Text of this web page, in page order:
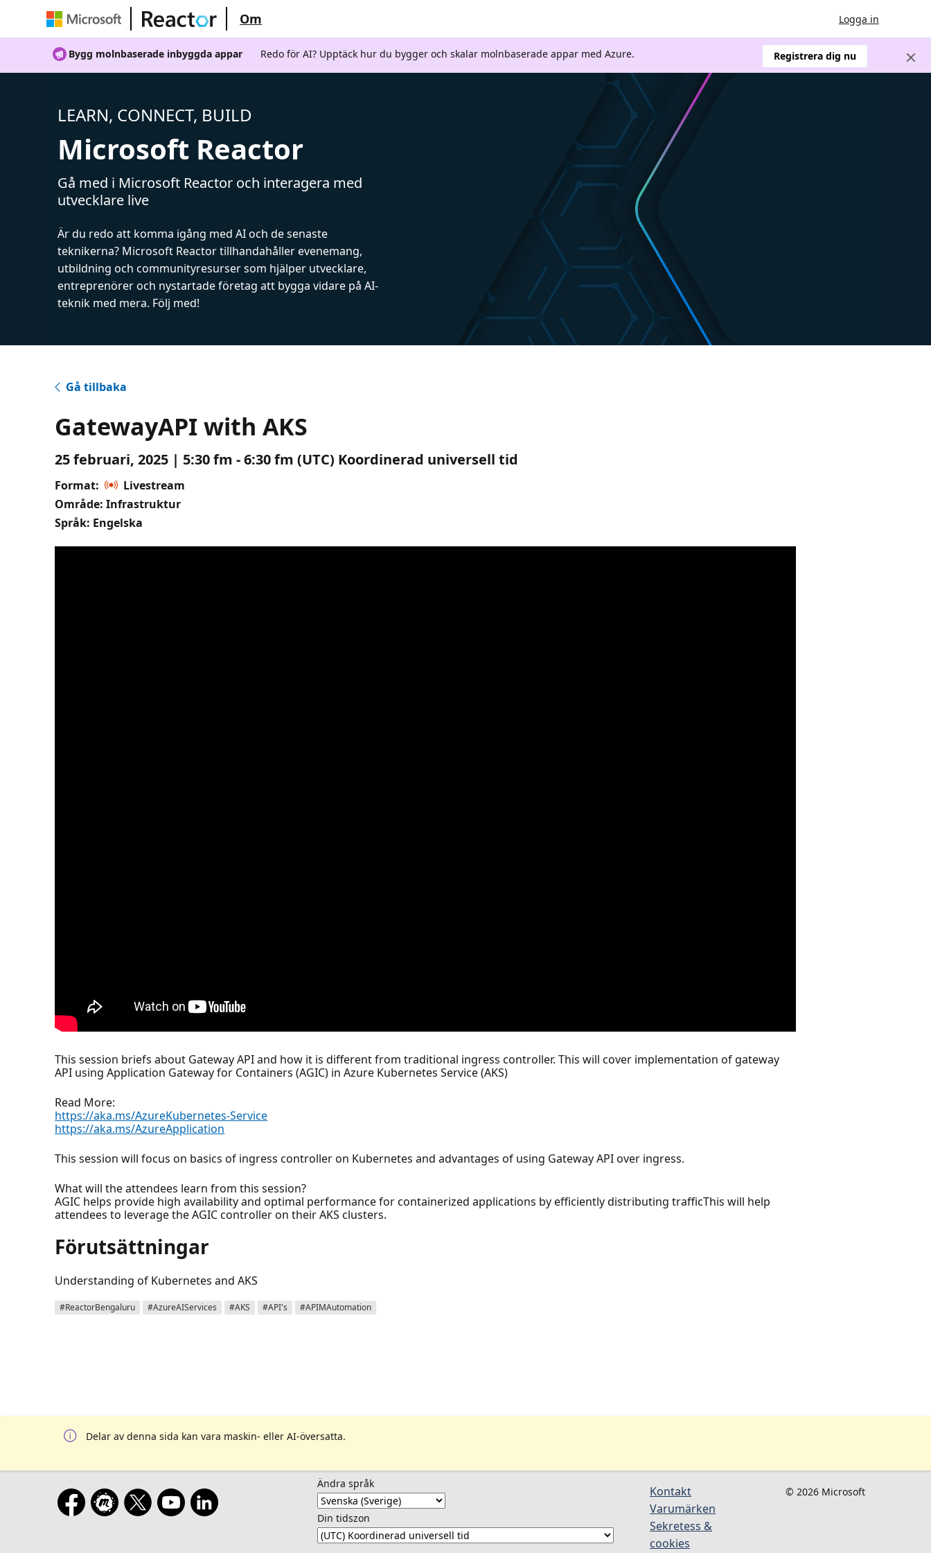
Om Logga in
Bygg molnbaserade inbyggda appar Redo för AI? Upptäck hur du bygger och skalar molnbaserade appar med Azure. Registrera dig nu
LEARN, CONNECT, BUILD
Microsoft Reactor
Gå med i Microsoft Reactor och interagera med
utvecklare live
Är du redo att komma igång med AI och de senaste
teknikerna? Microsoft Reactor tillhandahåller evenemang,
utbildning och communityresurser som hjälper utvecklare,
entreprenörer och nystartade företag att bygga vidare på AI-
teknik med mera. Följ med!
Gå tillbaka
GatewayAPI with AKS
25 februari, 2025 | 5:30 fm - 6:30 fm (UTC) Koordinerad universell tid
Format:
Livestream
Område: Infrastruktur
Språk: Engelska
This session briefs about Gateway API and how it is different from traditional ingress controller. This will cover implementation of gateway
API using Application Gateway for Containers (AGIC) in Azure Kubernetes Service (AKS)
Read More:
https://aka.ms/AzureKubernetes-Service
https://aka.ms/AzureApplication
This session will focus on basics of ingress controller on Kubernetes and advantages of using Gateway API over ingress.
What will the attendees learn from this session?
AGIC helps provide high availability and optimal performance for containerized applications by efficiently distributing trafficThis will help
attendees to leverage the AGIC controller on their AKS clusters.
Förutsättningar
Understanding of Kubernetes and AKS
#ReactorBengaluru #AzureAIServices #AKS #API's #APIMAutomation
Delar av denna sida kan vara maskin- eller AI-översatta.
Ändra språk
Din tidszon
Kontakt
Varumärken
Sekretess &
cookies
© 2026 Microsoft